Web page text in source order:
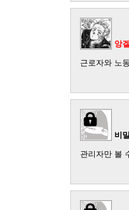
앙
근로자와 노
비
관리자만 볼